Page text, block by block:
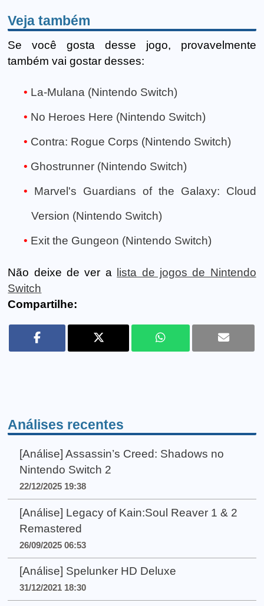
Veja também
Se você gosta desse jogo, provavelmente
também vai gostar desses:
La-Mulana (Nintendo Switch)
No Heroes Here (Nintendo Switch)
Contra: Rogue Corps (Nintendo Switch)
Ghostrunner (Nintendo Switch)
Marvel's Guardians of the Galaxy: Cloud
Version (Nintendo Switch)
Exit the Gungeon (Nintendo Switch)
Não deixe de ver a
lista de jogos de Nintendo
Switch
Compartilhe:
Análises recentes
[Análise] Assassin’s Creed: Shadows no
Nintendo Switch 2
22/12/2025 19:38
[Análise] Legacy of Kain:Soul Reaver 1 & 2
Remastered
26/09/2025 06:53
[Análise] Spelunker HD Deluxe
31/12/2021 18:30